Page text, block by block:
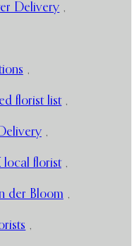
Delivery ,
,
florist list ,
,
local florist ,
der Bloom ,
,